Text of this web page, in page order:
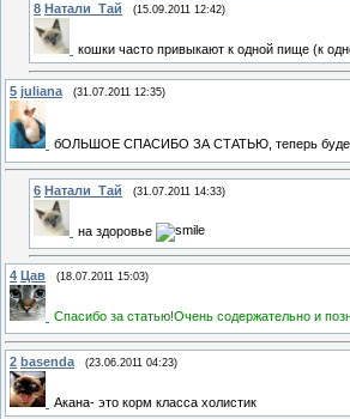
8 Натали_Тай (15.09.2011 12:42)
кошки часто привыкают к одной пище (к
5 juliana (31.07.2011 12:35)
бОЛЬШОЕ СПАСИБО ЗА СТАТЬЮ, теперь будем
6 Натали_Тай (31.07.2011 14:33)
на здоровье
4 Цав (18.07.2011 15:03)
Спасибо за статью!Очень содержательно и
2 basenda (23.06.2011 04:23)
Акана- это корм класса холистик